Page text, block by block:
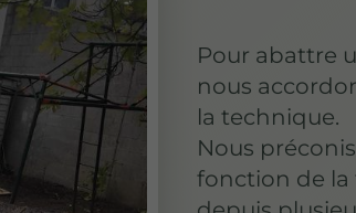
Pour abattre
nous
la technique.
Nous
fonction de la